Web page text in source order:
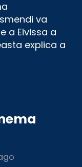
va
a Eivissa a
explica a